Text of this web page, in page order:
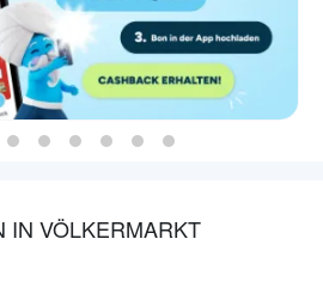
IN VÖLKERMARKT